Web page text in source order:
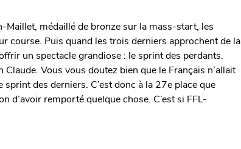
Maillet, médaillé de bronze sur la mass-start, les
course. Puis quand les trois derniers approchent de la
un spectacle grandiose : le sprint des perdants.
Vous vous doutez bien que le Français n’allait
des derniers. C’est donc à la 27e place que
d’avoir remporté quelque chose. C’est si FFL-